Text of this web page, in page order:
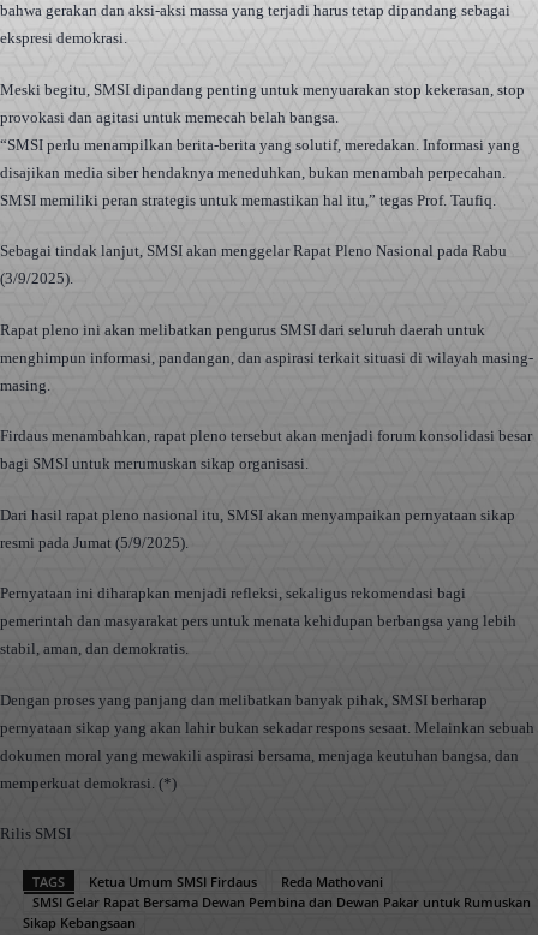
bahwa gerakan dan aksi-aksi massa yang terjadi harus tetap dipandang sebagai
ekspresi demokrasi.
Meski begitu, SMSI dipandang penting untuk menyuarakan stop kekerasan, stop
provokasi dan agitasi untuk memecah belah bangsa.
“SMSI perlu menampilkan berita-berita yang solutif, meredakan. Informasi yang
disajikan media siber hendaknya meneduhkan, bukan menambah perpecahan.
SMSI memiliki peran strategis untuk memastikan hal itu,” tegas Prof. Taufiq.
Sebagai tindak lanjut, SMSI akan menggelar Rapat Pleno Nasional pada Rabu
(3/9/2025).
Rapat pleno ini akan melibatkan pengurus SMSI dari seluruh daerah untuk
menghimpun informasi, pandangan, dan aspirasi terkait situasi di wilayah masing-
masing.
Firdaus menambahkan, rapat pleno tersebut akan menjadi forum konsolidasi besar
bagi SMSI untuk merumuskan sikap organisasi.
Dari hasil rapat pleno nasional itu, SMSI akan menyampaikan pernyataan sikap
resmi pada Jumat (5/9/2025).
Pernyataan ini diharapkan menjadi refleksi, sekaligus rekomendasi bagi
pemerintah dan masyarakat pers untuk menata kehidupan berbangsa yang lebih
stabil, aman, dan demokratis.
Dengan proses yang panjang dan melibatkan banyak pihak, SMSI berharap
pernyataan sikap yang akan lahir bukan sekadar respons sesaat. Melainkan sebuah
dokumen moral yang mewakili aspirasi bersama, menjaga keutuhan bangsa, dan
memperkuat demokrasi. (*)
Rilis SMSI
TAGS Ketua Umum SMSI Firdaus
Reda Mathovani
SMSI Gelar Rapat Bersama Dewan Pembina dan Dewan Pakar untuk Rumuskan
Sikap Kebangsaan